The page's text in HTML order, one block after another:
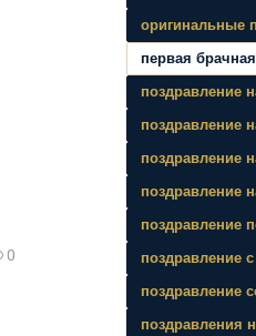
0
оригинальные
первая
поздравление
поздравление
поздравление
поздравление
поздравление
поздравление
поздравление
поздравления